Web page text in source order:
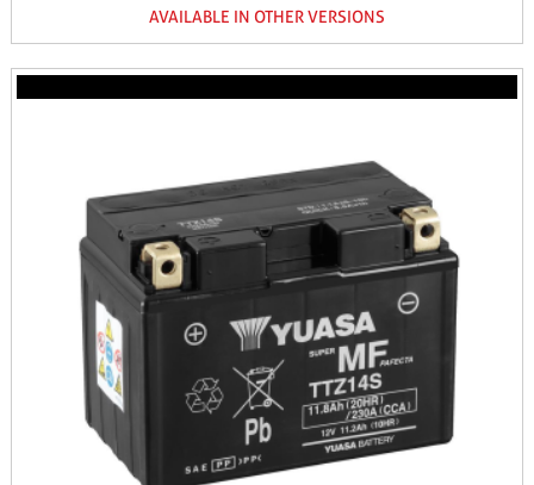
AVAILABLE IN OTHER VERSIONS